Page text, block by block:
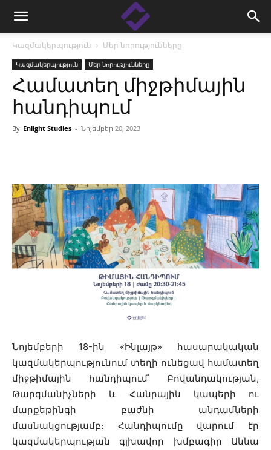
Կազմակերպություն Մեր նորությունները
Կազմակերպություն Մեր նորությունները
Համատեղ միջթիմային
հանդիպում
By Enlight Studies - Նոյեմբեր 20, 2023
Նոյեմբերի 18-ին «Ինլայթ» հասարակական
կազմակերպությունում տեղի ունեցավ համատեղ
միջթիմային հանդիպում՝ Բովանդակության,
Թարգմանիչների և Հանրային կապերի ու
մարքեթինգի բաժնի անդամների
մասնակցությամբ։ Հանդիպումը վարում էր
կազմակերպության գլխավոր խմբագիր Աննա